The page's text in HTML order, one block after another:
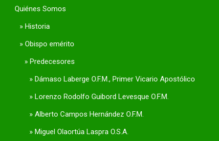
Quiénes Somos
Historia
Obispo emérito
Predecesores
Dámaso Laberge O.F.M., Primer Vicario Apostólico
Lorenzo Rodolfo Guibord Levesque O.F.M.
Alberto Campos Hernández O.F.M.
Miguel Olaortúa Laspra O.S.A.